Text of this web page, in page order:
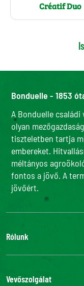
Créatif Duo
Bonduelle - 1853
A Bonduelle
olyan
tiszteletben tartja
embereket.
méltányos
fontos a jövő. A
jövőért.
Rólunk
Adatvédelmi
Csatlakozz hozzánk
Vevőszolgálat